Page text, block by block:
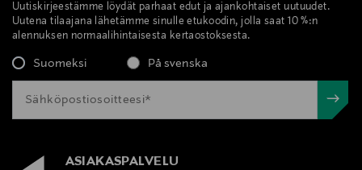
Uutiskirjeestämme löydät parhaat edut ja ajankohtaiset uutuudet.
Uutena tilaajana lähetämme sinulle etukoodin, jolla saat 10 %:n
alennuksen normaalihintaisesta kertaostoksesta.
Suomeksi På svenska
ASIAKASPALVELU